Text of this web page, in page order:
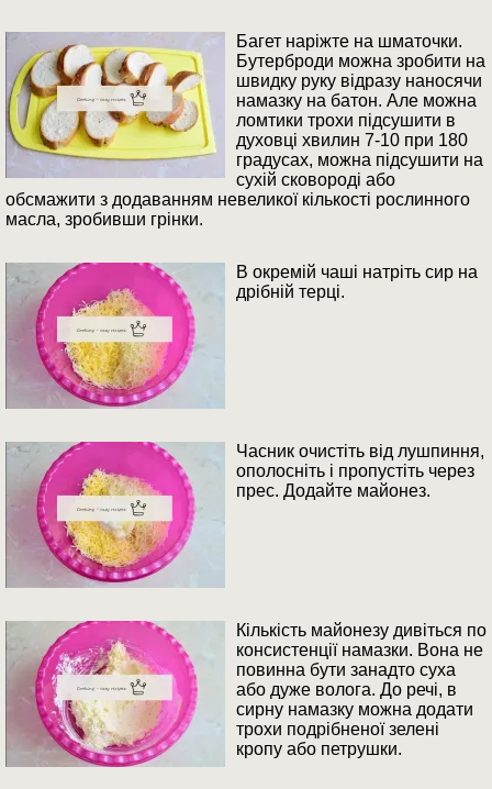
Багет наріжте на шматочки.
Бутерброди можна зробити на
швидку руку відразу наносячи
намазку на батон. Але можна
ломтики трохи підсушити в
духовці хвилин 7-10 при 180
градусах, можна підсушити на
сухій сковороді або
обсмажити з додаванням невеликої кількості рослинного
масла, зробивши грінки.
В окремій чаші натріть сир на
дрібній терці.
Часник очистіть від лушпиння,
ополосніть і пропустіть через
прес. Додайте майонез.
Кількість майонезу дивіться по
консистенції намазки. Вона не
повинна бути занадто суха
або дуже волога. До речі, в
сирну намазку можна додати
трохи подрібненої зелені
кропу або петрушки.